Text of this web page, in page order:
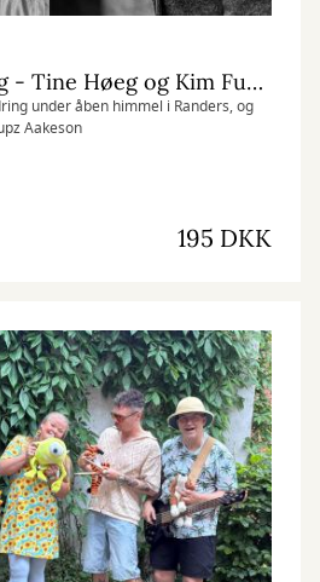
Forfattervandring - Tine Høeg og Kim Fupz Aakeson
under åben himmel i Randers, og
Aakeson
195 DKK